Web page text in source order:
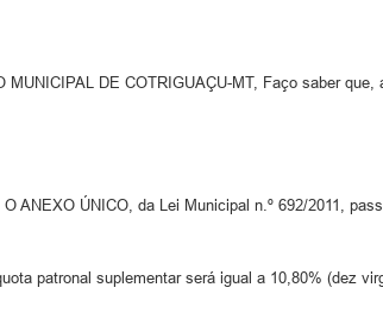
MUNICIPAL DE COTRIGUAÇU-MT, Faço saber
O ANEXO ÚNICO, da Lei Municipal n.º 692/2011,
patronal suplementar será igual a 10,80% (dez